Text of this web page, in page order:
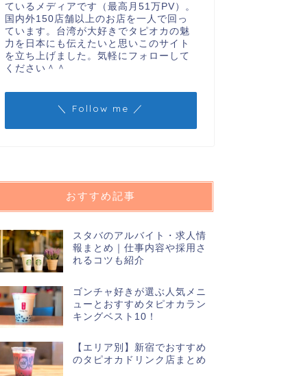
ているメディアです（最高月51万PV）。
国内外150店舗以上のお店を一人で回っ
ています。台湾が大好きでタピオカの魅
力を日本にも伝えたいと思いこのサイト
を立ち上げました。気軽にフォローして
ください＾＾
＼ Follow me ／
おすすめ記事
スタバのアルバイト・求人情
報まとめ｜仕事内容や採用さ
れるコツも紹介
ゴンチャ好きが選ぶ人気メニ
ューとおすすめタピオカラン
キングベスト10！
【エリア別】新宿でおすすめ
のタピオカドリンク店まとめ